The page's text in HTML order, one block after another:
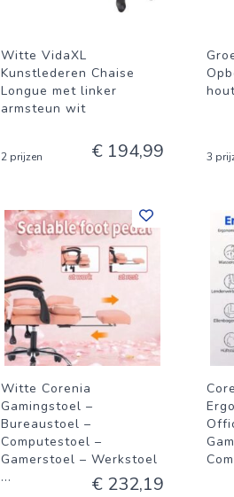
Witte VidaXL
Kunstlederen Chaise
Longue met linker
armsteun wit
2 prijzen € 194,99 3
Witte Corenia
Gamingstoel –
Bureaustoel –
Computestoel –
Gamerstoel – Werkstoel
...
€ 232,19